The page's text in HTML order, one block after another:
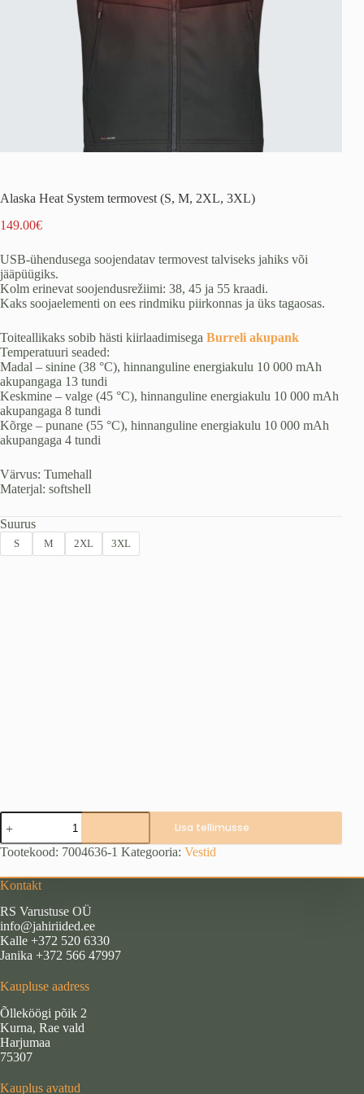
Alaska Heat System termovest (S, M, 2XL, 3XL)
149.00€
USB-ühendusega soojendatav termovest talviseks jahiks või
jääpüügiks.
Kolm erinevat soojendusrežiimi: 38, 45 ja 55 kraadi.
Kaks soojaelementi on ees rindmiku piirkonnas ja üks tagaosas.
Toiteallikaks sobib hästi kiirlaadimisega Burreli akupank
Temperatuuri seaded:
Madal – sinine (38 °C), hinnanguline energiakulu 10 000 mAh
akupangaga 13 tundi
Keskmine – valge (45 °C), hinnanguline energiakulu 10 000 mAh
akupangaga 8 tundi
Kõrge – punane (55 °C), hinnanguline energiakulu 10 000 mAh
akupangaga 4 tundi
Värvus: Tumehall
Materjal: softshell
Suurus
S M 2XL 3XL
Alaska
Heat
System
termovest
M,
3XL)
kogus
Lisa tellimusse
Tootekood: 7004636-1 Kategooria: Vestid
Kontakt
RS Varustuse OÜ
info@jahiriided.ee
Kalle +372 520 6330
Janika +372 566 47997
Kaupluse aadress
Õlleköögi põik 2
Kurna, Rae vald
Harjumaa
75307
Kauplus avatud